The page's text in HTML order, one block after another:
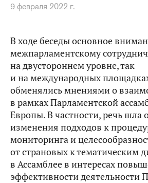
9 февраля 2022 г.
В ходе беседы основное
межпарламентскому
на двустороннем уровне, так
и на международных
обменялись мнениями о
в рамках Парламентской
Европы. В частности, речь шла
изменения подходов к
мониторинга и
от страновых к тематическим
в Ассамблее в интересах
эффективности деятельности